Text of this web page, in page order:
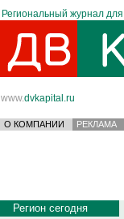
Региональный журнал
www.dvkapital.ru
О КОМПАНИИ РЕКЛАМА
Регион сегодня